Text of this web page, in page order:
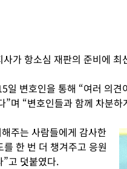
사가 항소심 재판의 준비에
일 변호인을 통해 “여러 의
”며 “변호인들과 함께 차분
주는 사람들에게 감사한
를 한 번 더 챙겨주고 응원
고 덧붙였다.